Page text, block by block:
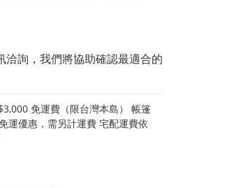
洽詢，我們將協助確認最適合的
免運費（限台灣本島） 帳篷
運優惠，需另計運費 宅配運費依